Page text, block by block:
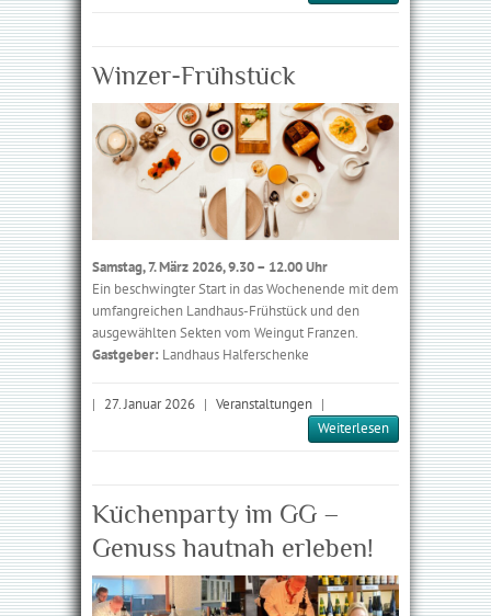
Winzer-Frühstück
Samstag, 7. März 2026, 9.30 – 12.00 Uhr
Ein beschwingter Start in das Wochenende mit dem
umfangreichen Landhaus-Frühstück und den
ausgewählten Sekten vom Weingut Franzen.
Gastgeber: Landhaus Halferschenke
| 27. Januar 2026 | Veranstaltungen |
Weiterlesen
Küchenparty im GG –
Genuss hautnah erleben!